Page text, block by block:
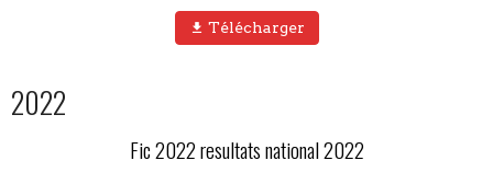
Télécharger
2022
Fic 2022 resultats national 2022